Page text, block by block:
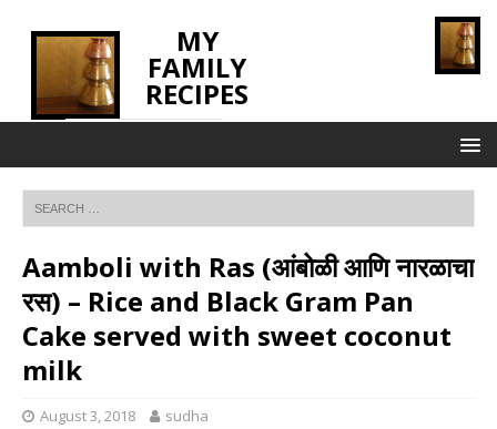
MY
FAMILY
RECIPES
Aamboli with Ras (आंबोळी आणि नारळाचा
रस) – Rice and Black Gram Pan
Cake served with sweet coconut
milk
August 3, 2018 sudha